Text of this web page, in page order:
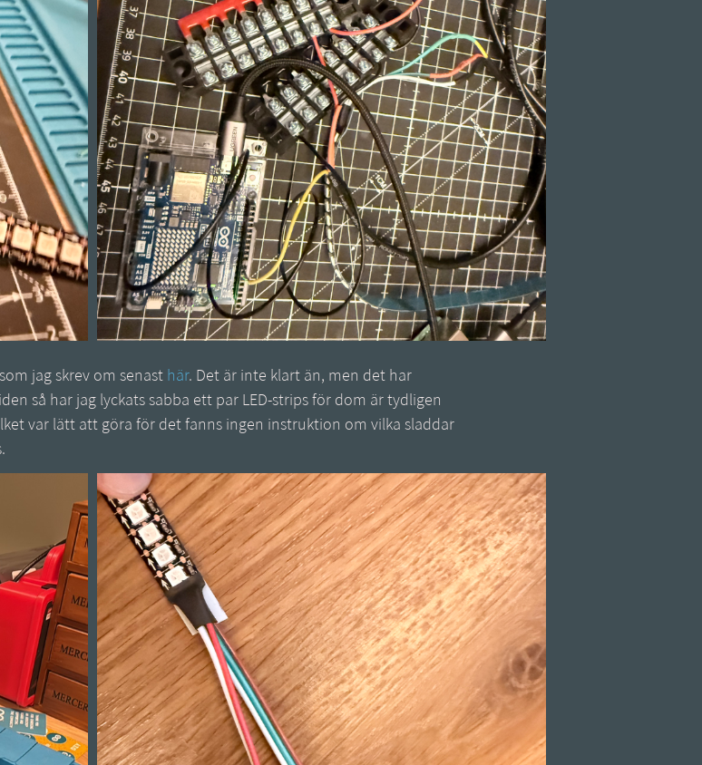
jag skrev om senast här. Det är inte klart än, men det har
så har jag lyckats sabba ett par LED-strips för dom är tydligen
var lätt att göra för det fanns ingen instruktion om vilka sladdar